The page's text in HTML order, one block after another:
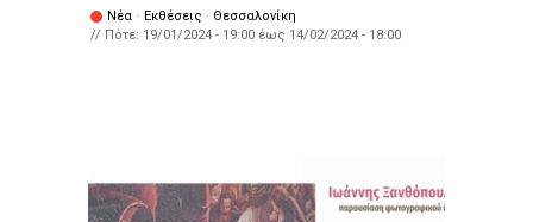
Νέα · Εκθέσεις · Θεσσαλονίκη
// Πότε: 19/01/2024 - 19:00 έως 14/02/2024 - 18:00